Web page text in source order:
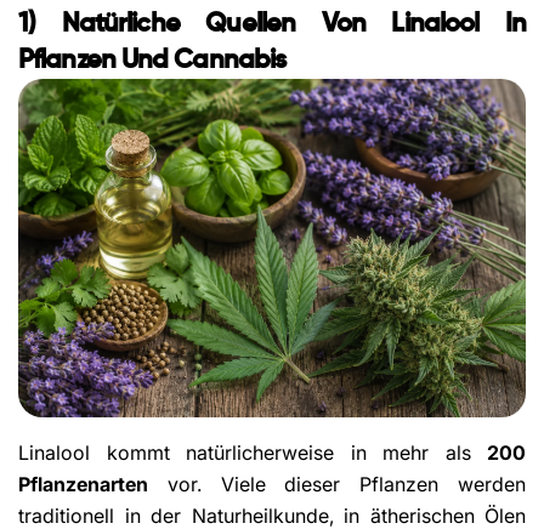
1) Natürliche Quellen Von Linalool In
Pflanzen Und Cannabis
Linalool kommt natürlicherweise in mehr als 200
Pflanzenarten vor. Viele dieser Pflanzen werden
traditionell in der Naturheilkunde, in ätherischen Ölen